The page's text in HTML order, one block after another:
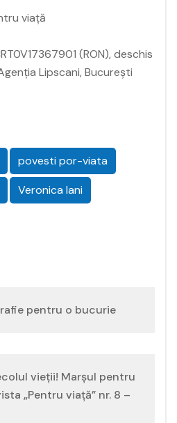
viață
(RON), deschis
Lipscani, București
povesti por-viata
Veronica Iani
pentru o bucurie
vieții! Marșul pentru
„Pentru viață” nr. 8 –